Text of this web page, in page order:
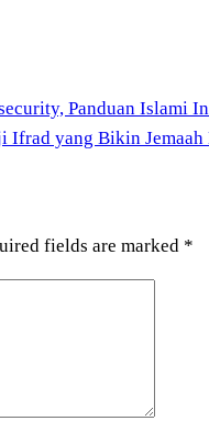
Panduan Islami
Ifrad yang Bikin
fields are marked *